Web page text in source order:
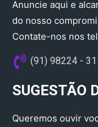
Anuncie aqui e
do nosso
Contate-nos nos
(91) 98224 -
SUGESTÃO
Queremos ouvir